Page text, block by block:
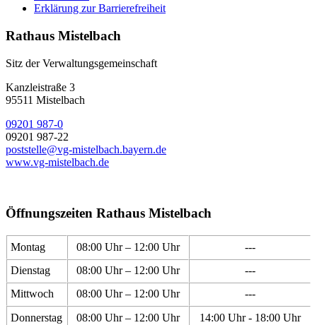
Erklärung zur Barrierefreiheit
Rathaus Mistelbach
Sitz der Verwaltungsgemeinschaft
Kanzleistraße 3
95511 Mistelbach
09201 987-0
09201 987-22
poststelle@vg-mistelbach.bayern.de
www.vg-mistelbach.de
Öffnungszeiten Rathaus Mistelbach
Montag 08:00 Uhr – 12:00 Uhr
---
Dienstag
08:00 Uhr – 12:00 Uhr
---
Mittwoch
08:00 Uhr – 12:00 Uhr
---
Donnerstag
08:00 Uhr – 12:00 Uhr
14:00 Uhr - 18:00 Uhr